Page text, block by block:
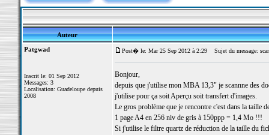
Auteur
Patgwad
Inscrit le: 01 Sep 2012
Messages: 3
Localisation: Guadeloupe depuis
2008
Post� le: Mar 25 Sep 2012 à 2:29 Sujet du message:
Bonjour,
depuis que j'utilise mon MBA 13,3" je scannne des
j'utilise pour ça soit Aperçu soit transfert d'images.
Le gros problème que je rencontre c'est dans la taille
1 page A4 en 256 niv de gris à 150ppp = 1,4 Mo !!!
Si j'utilise le filtre quartz de réduction de la taille du